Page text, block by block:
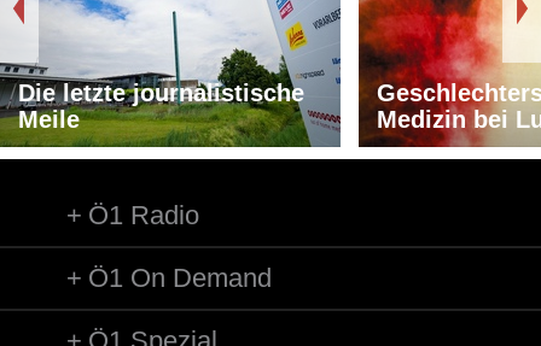
Die letzte journalistische
Meile
Medizin bei
Ö1 Radio
Ö1 On Demand